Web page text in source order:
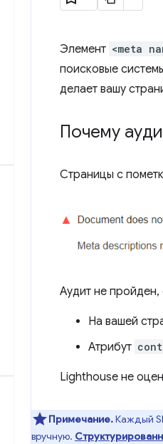
Элемент <meta
поисковые
делает вашу
Почему
Страницы с
Аудит не пройден,
На вашей
Атрибут
Lighthouse не
Примечание.Каждый
вручную.